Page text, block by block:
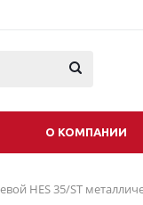
О КОМПАНИИ
HES 35/ST